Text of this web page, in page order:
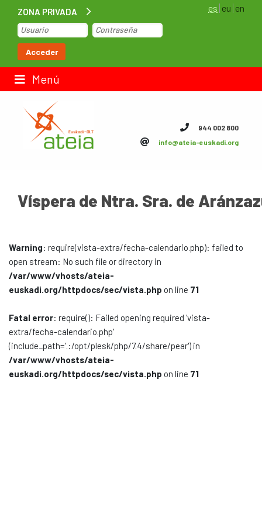
ZONA PRIVADA
Acceder
es eu en
Menú
Inicio
Bolsa de trabajo
Contacto
Infraestructuras
ateia Gipuzkoa
Documentación
944 002 800
info@ateia-euskadi.org
Víspera de Ntra. Sra. de
Warning: require(vista-extra/fecha-calendario.php): failed to
open stream: No such file or directory in
/var/www/vhosts/ateia-
euskadi.org/httpdocs/sec/vista.php on line 71
Fatal error: require(): Failed opening required 'vista-
extra/fecha-calendario.php'
(include_path='.:/opt/plesk/php/7.4/share/pear') in
/var/www/vhosts/ateia-
euskadi.org/httpdocs/sec/vista.php on line 71